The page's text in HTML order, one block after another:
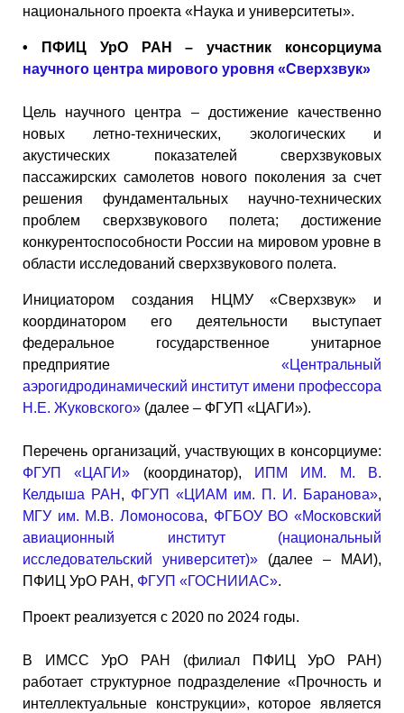
национального проекта «Наука и университеты».
• ПФИЦ УрО РАН – участник консорциума
научного центра мирового уровня «Сверхзвук»
Цель научного центра – достижение качественно
новых летно-технических, экологических и
акустических показателей сверхзвуковых
пассажирских самолетов нового поколения за счет
решения фундаментальных научно-технических
проблем сверхзвукового полета; достижение
конкурентоспособности России на мировом уровне в
области исследований сверхзвукового полета.
Инициатором создания НЦМУ «Сверхзвук» и
координатором его деятельности выступает
федеральное государственное унитарное
предприятие «Центральный
аэрогидродинамический институт имени профессора
Н.Е. Жуковского» (далее – ФГУП «ЦАГИ»).
Перечень организаций, участвующих в консорциуме:
ФГУП «ЦАГИ» (координатор),
ИПМ ИМ. М. В.
Келдыша РАН , ФГУП «ЦИАМ им. П. И. Баранова»,
МГУ им. М.В. Ломоносова, ФГБОУ ВО «Московский
авиационный институт (национальный
исследовательский университет)» (далее – МАИ),
ПФИЦ УрО РАН, ФГУП «ГОСНИИАС».
Проект реализуется с 2020 по 2024 годы.
В ИМСС УрО РАН (филиал ПФИЦ УрО РАН)
работает структурное подразделение «Прочность и
интеллектуальные конструкции», которое является